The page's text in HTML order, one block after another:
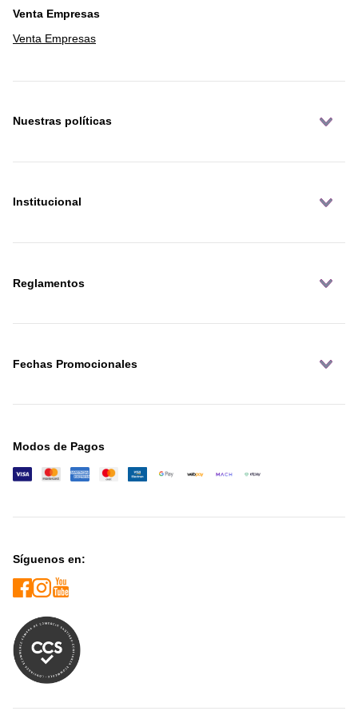
Venta Empresas
Venta Empresas
Nuestras políticas
Institucional
Reglamentos
Fechas Promocionales
Modos de Pagos
Síguenos en: